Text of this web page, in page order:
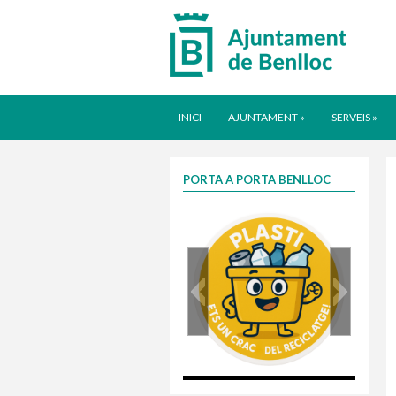
INICI AJUNTAMENT » SERVEIS »
PORTA A PORTA BENLLOC